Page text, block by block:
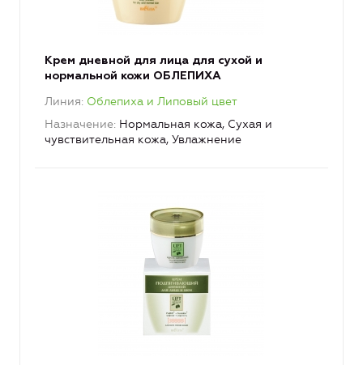
Крем дневной для лица для сухой и
нормальной кожи ОБЛЕПИХА
Линия Облепиха и Липовый цвет
Назначение Нормальная кожа, Сухая и
чувствительная кожа, Увлажнение